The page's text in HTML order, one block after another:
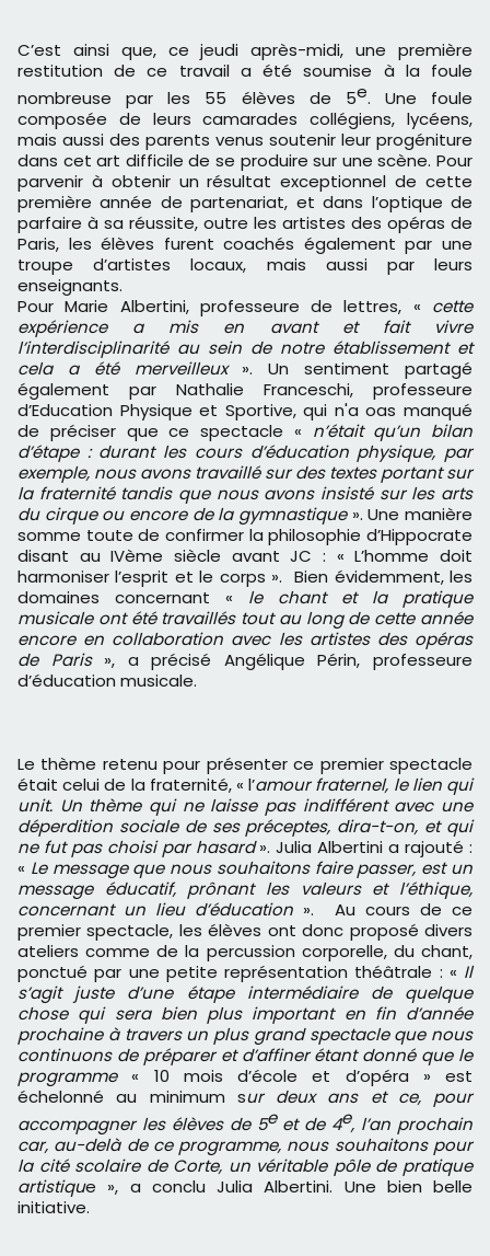
C’est ainsi que, ce jeudi après-midi, une première
restitution de ce travail a été soumise à la foule
nombreuse par les 55 élèves de 5e. Une foule
composée de leurs camarades collégiens, lycéens,
mais aussi des parents venus soutenir leur progéniture
dans cet art difficile de se produire sur une scène. Pour
parvenir à obtenir un résultat exceptionnel de cette
première année de partenariat, et dans l’optique de
parfaire à sa réussite, outre les artistes des opéras de
Paris, les élèves furent coachés également par une
troupe d’artistes locaux, mais aussi par leurs
enseignants.
Pour Marie Albertini, professeure de lettres, « cette
expérience a mis en avant et fait vivre
l’interdisciplinarité au sein de notre établissement et
cela a été merveilleux». Un sentiment partagé
également par Nathalie Franceschi, professeure
d’Education Physique et Sportive, qui n'a oas manqué
de préciser que ce spectacle « n’était qu’un bilan
d’étape : durant les cours d’éducation physique, par
exemple, nous avons travaillé sur des textes portant sur
la fraternité tandis que nous avons insisté sur les arts
du cirque ou encore de la gymnastique ». Une manière
somme toute de confirmer la philosophie d’Hippocrate
disant au IVème siècle avant JC : « L’homme doit
harmoniser l’esprit et le corps ». Bien évidemment, les
domaines concernant « le chant et la pratique
musicale ont été travaillés tout au long de cette année
encore en collaboration avec les artistes des opéras
de Paris», a précisé Angélique Périn, professeure
d’éducation musicale.
Le thème retenu pour présenter ce premier spectacle
était celui de la fraternité, « l’amour fraternel, le lien qui
unit. Un thème qui ne laisse pas indifférent avec une
déperdition sociale de ses préceptes, dira-t-on, et qui
ne fut pas choisi par hasard». Julia Albertini a rajouté :
« Le message que nous souhaitons faire passer, est un
message éducatif, prônant les valeurs et l’éthique,
concernant un lieu d’éducation ». Au cours de ce
premier spectacle, les élèves ont donc proposé divers
ateliers comme de la percussion corporelle, du chant,
ponctué par une petite représentation théâtrale : « Il
s’agit juste d’une étape intermédiaire de quelque
chose qui sera bien plus important en fin d’année
prochaine à travers un plus grand spectacle que nous
continuons de préparer et d’affiner étant donné que le
programme« 10 mois d’école et d’opéra » est
échelonné au minimum sur deux ans et ce, pour
accompagner les élèves de 5eet de 4e, l’an prochain
car, au-delà de ce programme, nous souhaitons pour
la cité scolaire de Corte, un véritable pôle de pratique
artistique », a conclu Julia Albertini. Une bien belle
initiative.